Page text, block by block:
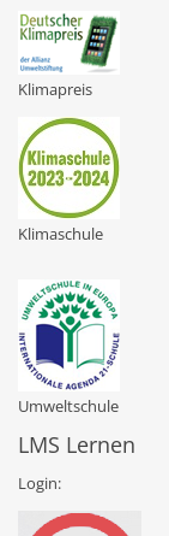
Klimapreis
Klimaschule
Umweltschule
LMS Lernen
Login: